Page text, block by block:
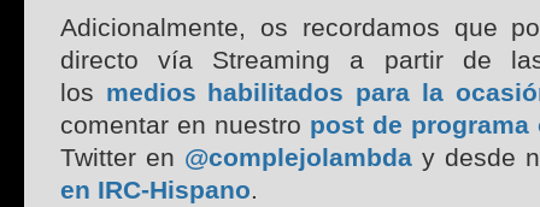
Adicionalmente, os recordamos que
directo vía Streaming a partir de
los medios habilitados para la
comentar en nuestro post de programa
Twitter en @complejolambda y desde
en IRC-Hispano.